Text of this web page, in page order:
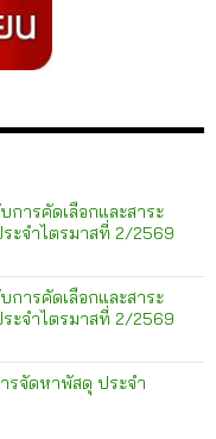
การคัดเลือกและสาระ
ะจำไตรมาสที่ 2/2569
การคัดเลือกและสาระ
ะจำไตรมาสที่ 2/2569
รจัดหาพัสดุ ประจำ